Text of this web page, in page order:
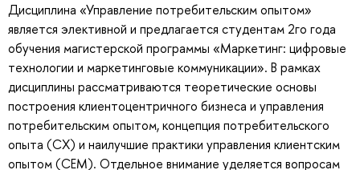
Дисциплина «Управление потребительским опытом»
является элективной и предлагается студентам 2го года
обучения магистерской программы «Маркетинг: цифровые
технологии и маркетинговые коммуникации». В рамках
дисциплины рассматриваются теоретические основы
построения клиентоцентричного бизнеса и управления
потребительским опытом, концепция потребительского
опыта (СХ) и наилучшие практики управления клиентским
опытом (СЕМ). Отдельное внимание уделяется вопросам